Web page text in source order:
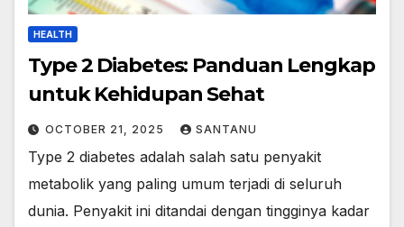
HEALTH
Type 2 Diabetes: Panduan Lengkap
untuk Kehidupan Sehat
OCTOBER 21, 2025 SANTANU
Type 2 diabetes adalah salah satu penyakit
metabolik yang paling umum terjadi di seluruh
dunia. Penyakit ini ditandai dengan tingginya kadar